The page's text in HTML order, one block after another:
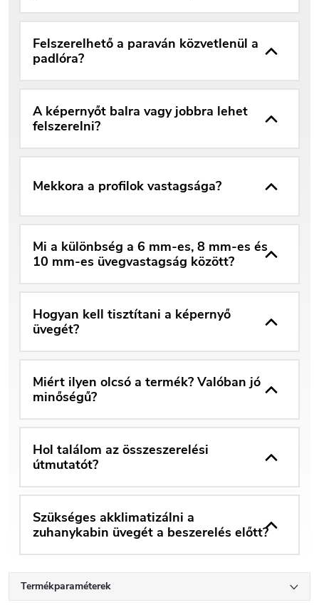
Felszerelhető a paraván közvetlenül a
padlóra?
A képernyőt balra vagy jobbra lehet
felszerelni?
Mekkora a profilok vastagsága?
Mi a különbség a 6 mm-es, 8 mm-es és
10 mm-es üvegvastagság között?
Hogyan kell tisztítani a képernyő
üvegét?
Miért ilyen olcsó a termék? Valóban jó
minőségű?
Hol találom az összeszerelési
útmutatót?
Szükséges akklimatizálni a
zuhanykabin üvegét a beszerelés előtt?
Termékparaméterek